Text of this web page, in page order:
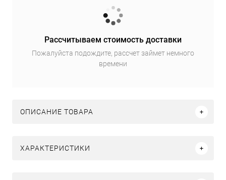
Рассчитываем стоимость доставки
Пожалуйста подождите, рассчет займет немного
времени
ОПИСАНИЕ ТОВАРА
ХАРАКТЕРИСТИКИ